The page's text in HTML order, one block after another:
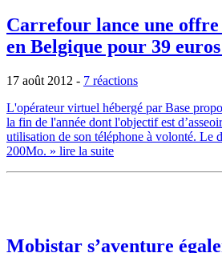
Carrefour lance une
en Belgique pour 39
17 août 2012 - 7 réactions
L'opérateur virtuel hébergé par Base
la fin de l'année dont l'objectif est
utilisation de son téléphone à volonté. Le
200Mo. » lire la suite
Mobistar s’aventure